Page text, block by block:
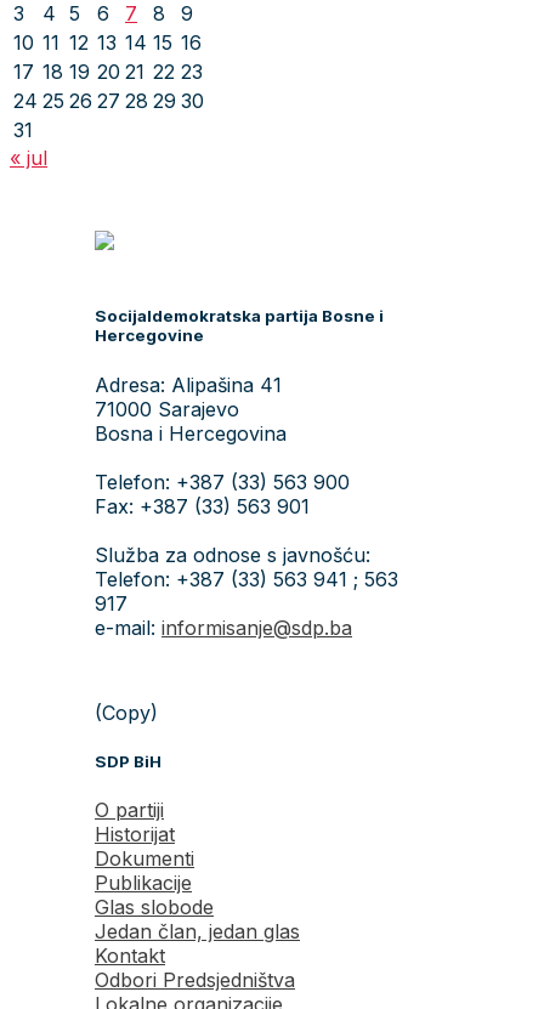
3
4 5 6 7 8
9
10 11 12 13 14 15 16
17 18 19 20 21 22 23
24 25 26 27 28 29 30
31
« jul
Socijaldemokratska partija Bosne i
Hercegovine
Adresa: Alipašina 41
71000 Sarajevo
Bosna i Hercegovina
Telefon: +387 (33) 563 900
Fax: +387 (33) 563 901
Služba za odnose s javnošću:
Telefon: +387 (33) 563 941 ; 563
917
e-mail: informisanje@sdp.ba
(Copy)
SDP BiH
O partiji
Historijat
Dokumenti
Publikacije
Glas slobode
Jedan član, jedan glas
Kontakt
Odbori Predsjedništva
Lokalne organizacije